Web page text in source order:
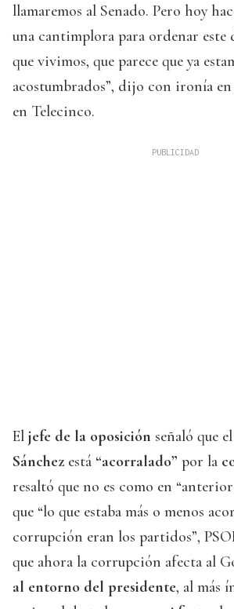
llamaremos al Senado. Pero hoy
una cantimplora para ordenar este
que vivimos, que parece que ya
acostumbrados”, dijo con ironía
en Telecinco.
El jefe de la oposición señaló que
Sánchez está “acorralado” por la
resaltó que no es como en
que “lo que estaba más o menos
corrupción eran los partidos”,
que ahora la corrupción afecta al
al entorno del presidente, al más